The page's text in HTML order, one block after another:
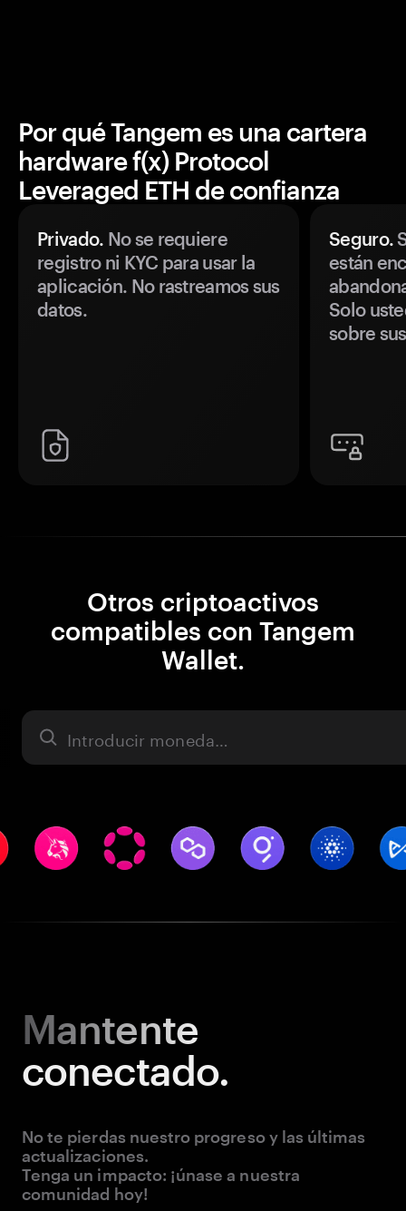
Por qué Tangem es una cartera
hardware f(x) Protocol
Leveraged ETH de confianza
Privado. No se requiere
registro ni KYC para usar la
aplicación. No rastreamos sus
datos.
Seguro.
están
Solo
sobre
Otros criptoactivos
compatibles con Tangem
Wallet.
Activo
Mantente
conectado.
No te pierdas nuestro progreso y las últimas
actualizaciones.
Tenga un impacto: ¡únase a nuestra
comunidad hoy!